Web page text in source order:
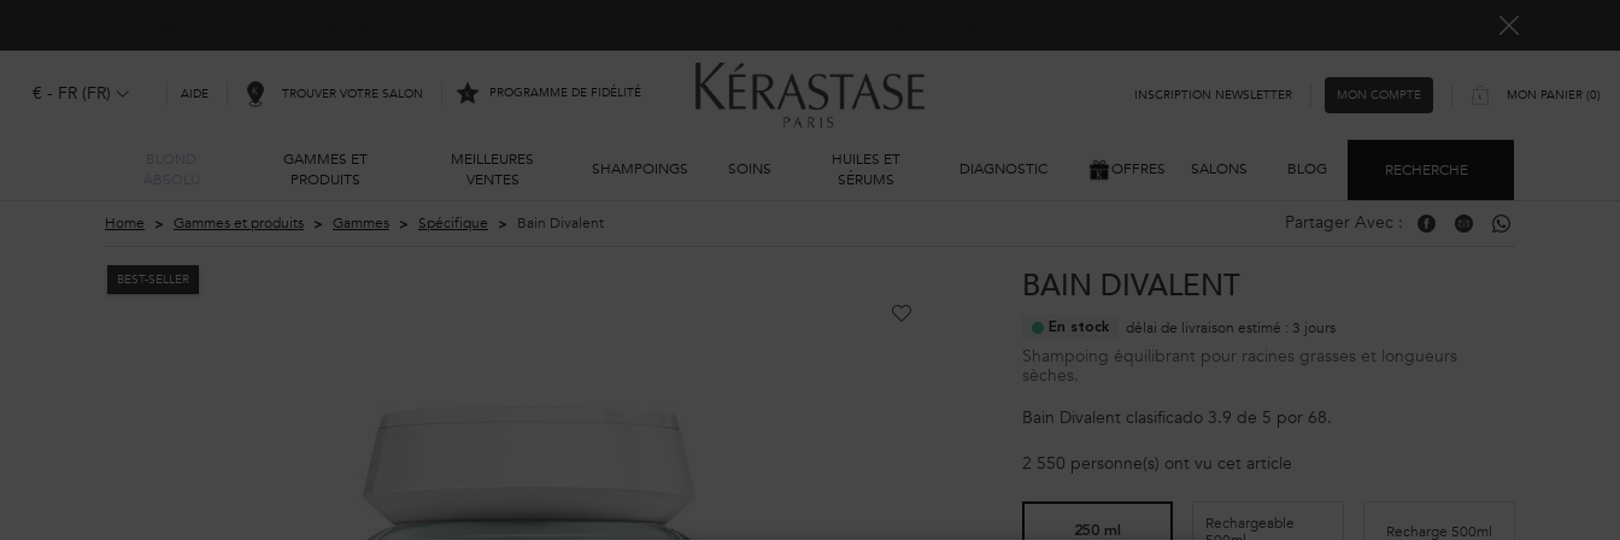
€ - FR (FR) AIDE TROUVER VOTRE SALON PROGRAMME DE FIDÉLITÉ INSCRIPTION NEWSLETTER MON COMPTE MON PANIER 0
0 PRODUIT
GAMMES ET
PRODUITS
MEILLEURES
VENTES
SHAMPOINGS SOINS
HUILES ET
SÉRUMS
DIAGNOSTIC OFFRES SALONS BLOG RECHERCHE
Home Gammes et produits Gammes Spécifique Bain Divalent Partager Avec : Partager Avec : Facebook
Partager Avec : Email
Partager Avec :
BAIN DIVALENT
En stock délai de livraison estimé : 3 jours
Shampoing équilibrant pour racines grasses et longueurs
sèches.
Bain Divalent clasificado 3.9 de 5 por 68.
2 550 personne(s) ont vu cet article
BEST-SELLER
250 ml
Rechargeable
Recharge 500ml